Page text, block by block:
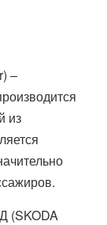
–
из